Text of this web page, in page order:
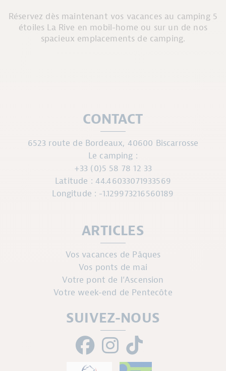
Réservez dès maintenant vos vacances au camping 5
étoiles La Rive en mobil-home ou sur un de nos
spacieux emplacements de camping.
CONTACT
6523 route de Bordeaux, 40600 Biscarrosse
Le camping :
+33 (0)5 58 78 12 33
Latitude : 44.46033071933569
Longitude : -1.129973216560189
ARTICLES
Vos vacances de Pâques
Vos ponts de mai
Votre pont de l’Ascension
Votre week-end de Pentecôte
SUIVEZ-NOUS